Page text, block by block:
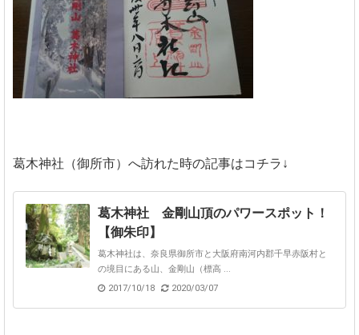
葛木神社（御所市）へ訪れた時の記事はコチラ↓
葛木神社 金剛山頂のパワースポット！
【御朱印】
葛木神社は、奈良県御所市と大阪府南河内郡千早赤阪村と
の境目にある山、金剛山（標高 ...
2017/10/18
2020/03/07